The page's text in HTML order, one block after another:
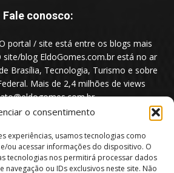
o consentimento
experiências, usamos tecnologias como
ou acessar informações do dispositivo. O
tecnologias nos permitirá processar dados
ou IDs exclusivos neste site. Não
Fale conosco:
portal / site está entre os blogs mais
site/blog EldoGomes.com.br está no ar
Brasília, Tecnologia, Turismo e sobre
Mais de 2,4 milhões de views